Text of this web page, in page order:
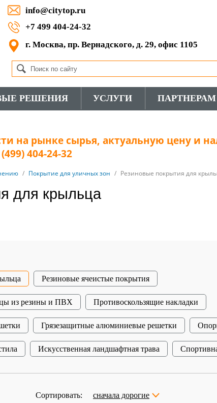
info@citytop.ru
+7 499 404-24-32
г. Москва, пр. Вернадского, д. 29, офис 1105
РЕШЕНИЯ УСЛУГИ ПАРТНЕРАМ
на рынке сырья, актуальную цену и
404-24-32
/ Покрытие для уличных зон / Резиновые покрытия для
для крыльца
Резиновые ячеистые покрытия
из резины и ПВХ Противоскользящие накладки
Грязезащитные алюминиевые решетки
Искусственная ландшафтная трава
Сортировать: сначала дорогие